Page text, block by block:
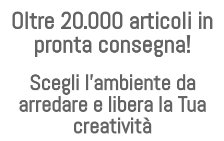
Oltre 20.000 articoli in
pronta consegna!
Scegli l'ambiente da
arredare e libera la Tua
creatività